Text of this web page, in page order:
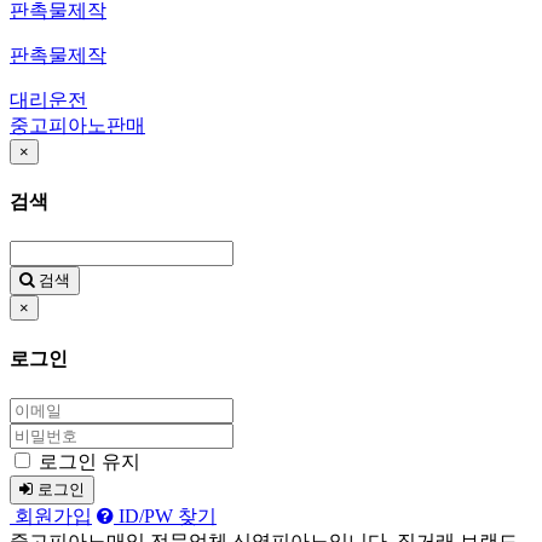
판촉물제작
판촉물제작
대리운전
중고피아노판매
×
검색
검색
×
로그인
로그인 유지
로그인
회원가입
ID/PW 찾기